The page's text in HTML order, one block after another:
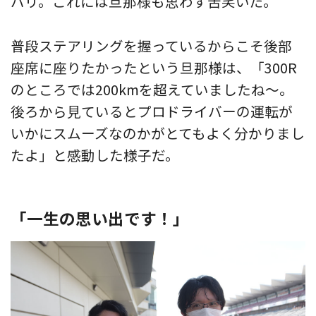
普段ステアリングを握っているからこそ後部
座席に座りたかったという旦那様は、「300R
のところでは200kmを超えていましたね〜。
後ろから見ているとプロドライバーの運転が
いかにスムーズなのかがとてもよく分かりまし
たよ」と感動した様子だ。
「一生の思い出です！」